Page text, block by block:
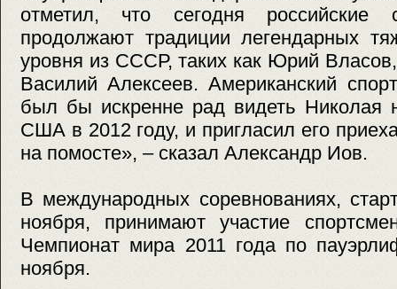
отметил, что сегодня российские
продолжают традиции легендарных
уровня из СССР, таких как Юрий
Василий Алексеев. Американский
был бы искренне рад видеть Николая
США в 2012 году, и пригласил его
на помосте», – сказал Александр Иов.
В международных соревнованиях,
ноября, принимают участие
Чемпионат мира 2011 года по
ноября.